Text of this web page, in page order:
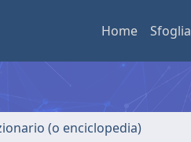
Home Sfoglia
(o enciclopedia)